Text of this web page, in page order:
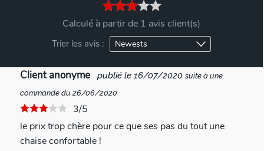
Calculé à partir de 1 avis client(s)
Trier les avis :
Client anonyme publié le 16/07/2020 suite à une
commande du 26/06/2020
3/5
le prix trop chère pour ce que ses pas du tout une
chaise confortable !